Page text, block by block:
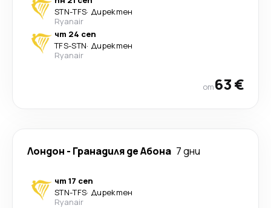
STN-TFS· Директен
Ryanair
чт 24 сеп
TFS-STN· Директен
Ryanair
от63 €
Лондон - Гранадиля де Абона 7 дни
чт 17 сеп
STN-TFS· Директен
Ryanair